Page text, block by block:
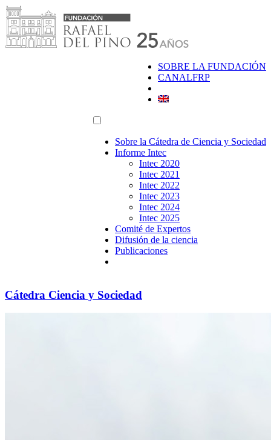
Saltar
al
contenido
SOBRE LA FUNDACIÓN
CANALFRP
Sobre la Cátedra de Ciencia y Sociedad
Informe Intec
Intec 2020
Intec 2021
Intec 2022
Intec 2023
Intec 2024
Intec 2025
Comité de Expertos
Difusión de la ciencia
Publicaciones
Cátedra Ciencia y Sociedad